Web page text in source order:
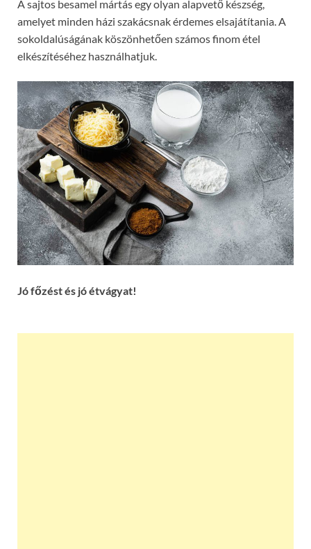
A sajtos besamel mártás egy olyan alapvető készség,
amelyet minden házi szakácsnak érdemes elsajátítania. A
sokoldalúságának köszönhetően számos finom étel
elkészítéséhez használhatjuk.
Jó főzést és jó étvágyat!